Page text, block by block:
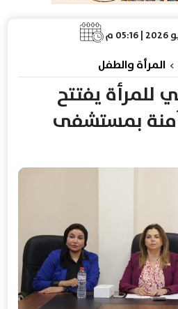
المرأة والطفل
للمرأة يفتتح
بمستشفى